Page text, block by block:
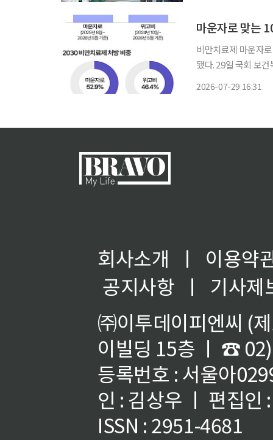
마운자로 맞는
비만치료제 마운자
됐다. 29일 국회 보건복지위원회 소속 국민의힘 한지아 의원이 건강보험심사평가원으로부터
2026-07-29 16:31
회사소개 ㅣ
이용약
공지사항
ㅣ
기사제
㈜이투데이피엔씨 (
이빌딩 15층 ㅣ ☎
등록번호 : 서울아
인 : 김상우 ㅣ 편집인
ISSN : 2951-4681